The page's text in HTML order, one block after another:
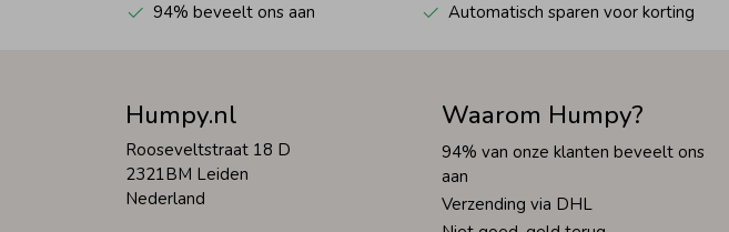
94% beveelt ons aan Automatisch sparen voor korting
Humpy.nl
Rooseveltstraat 18 D
2321BM Leiden
Nederland
Waarom Humpy?
94% van onze klanten beveelt ons
aan
Verzending via DHL